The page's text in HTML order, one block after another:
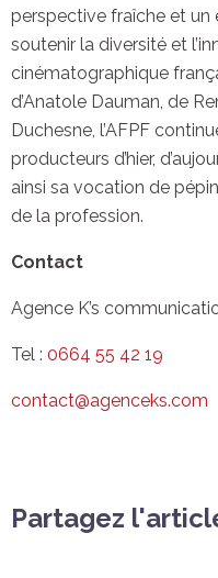
perspective fraîche et
soutenir la diversité et
cinématographique
d’Anatole Dauman, de
Duchesne, l’AFPF
producteurs d’hier,
ainsi sa vocation de
de la profession.
Contact
Agence K’s
Tel : 0664 55 42 19
contact@agenceks.com
Partagez